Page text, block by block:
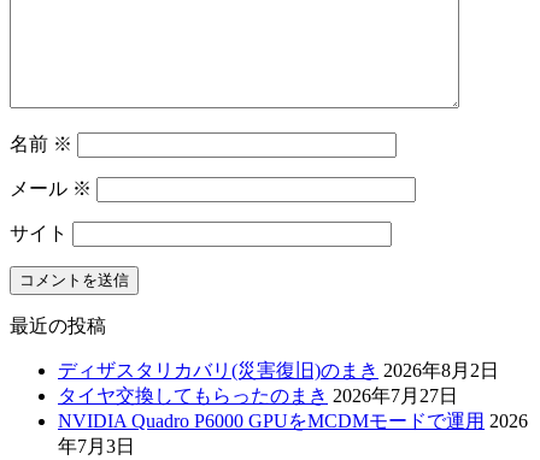
名前 ※
メール ※
サイト
最近の投稿
ディザスタリカバリ(災害復旧)のまき 2026年8月2日
タイヤ交換してもらったのまき 2026年7月27日
NVIDIA Quadro P6000 GPUをMCDMモードで運用 2026
年7月3日